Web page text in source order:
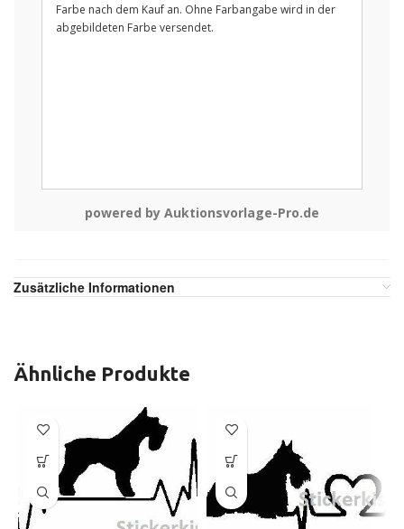
Farbe nach dem Kauf an. Ohne Farbangabe wird in der
abgebildeten Farbe versendet.
powered by Auktionsvorlage-Pro.de
Zusätzliche Informationen
Ähnliche Produkte